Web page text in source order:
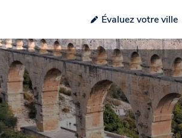
Évaluez votre ville